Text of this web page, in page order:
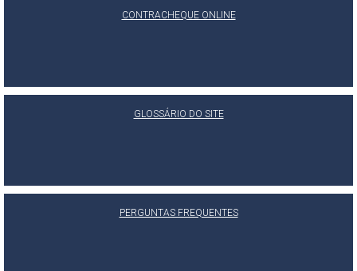
CONTRACHEQUE ONLINE
GLOSSÁRIO DO SITE
PERGUNTAS FREQUENTES